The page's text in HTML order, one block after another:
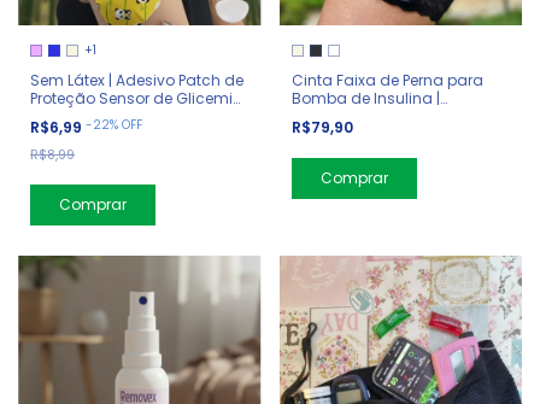
+1
Sem Látex | Adesivo Patch de
Proteção Sensor de Glicemia
Triangular
R$6,99 -22% OFF
R$8,99
Comprar
Cinta Faixa de Perna para
Bomba de Insulina |
Rendada
R$79,90
Comprar